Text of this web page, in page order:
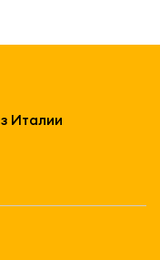
Италии